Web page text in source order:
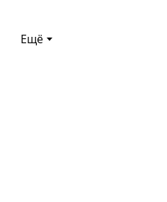
Ещё